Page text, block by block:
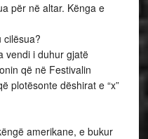
për në altar. Kënga e
cilësua?
vendi i duhur gjatë
që në Festivalin
plotësonte dëshirat e “x”
amerikane, e bukur